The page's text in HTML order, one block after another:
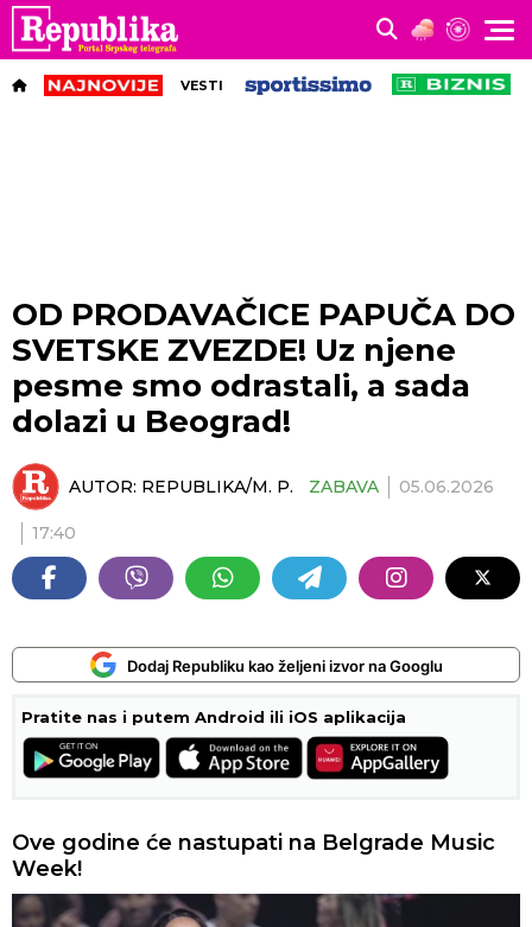
VESTI
OD PRODAVAČICE PAPUČA DO
SVETSKE ZVEZDE! Uz njene
pesme smo odrastali, a sada
dolazi u Beograd!
AUTOR: REPUBLIKA/M. P. ZABAVA 05.06.2026
17:40
Dodaj Republiku kao željeni izvor na Googlu
Pratite nas i putem Android ili iOS aplikacija
Ove godine će nastupati na Belgrade Music
Week!